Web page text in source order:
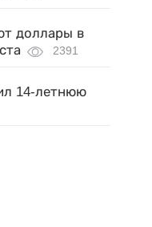
доллары в
2391
14-летнюю